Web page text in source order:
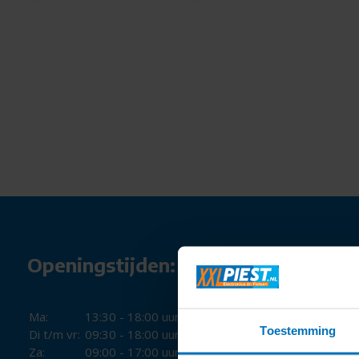
Toestemming
Openingstijden:
Ma:
13:30 - 18:00 uur
Di t/m vr: 09:30 - 18:00 uur
Za:
09:00 - 17:00 uur